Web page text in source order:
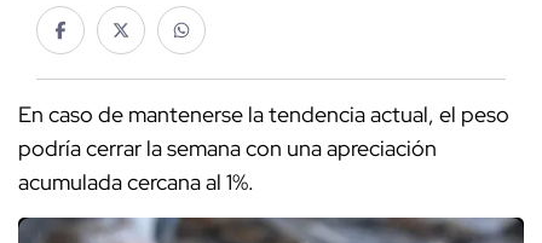
En caso de mantenerse la tendencia actual, el peso
podría cerrar la semana con una apreciación
acumulada cercana al 1%.